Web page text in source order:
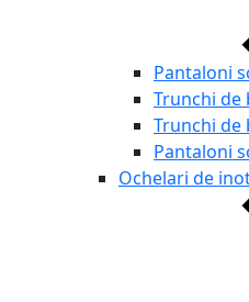
Pantaloni
Trunchi de
Trunchi de
Pantaloni
Ochelari de